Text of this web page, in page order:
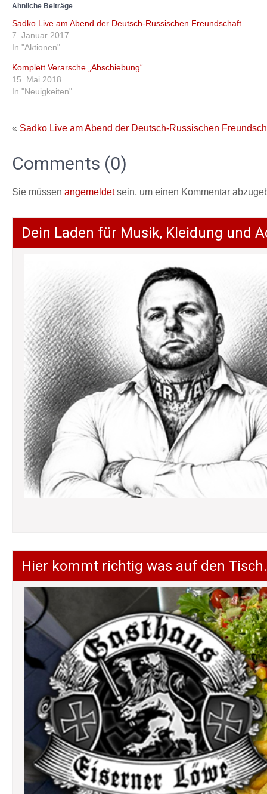
Ähnliche Beiträge
Sadko Live am Abend der Deutsch-Russischen Freundschaft
7. Januar 2017
In "Aktionen"
Komplett Verarsche „Abschiebung“
15. Mai 2018
In "Neuigkeiten"
« Sadko Live am Abend der Deutsch-Russischen
Comments (0)
Sie müssen angemeldetsein, um einen Kommentar
Dein Laden für Musik, Kleidung und
Hier kommt richtig was auf den Tisch.